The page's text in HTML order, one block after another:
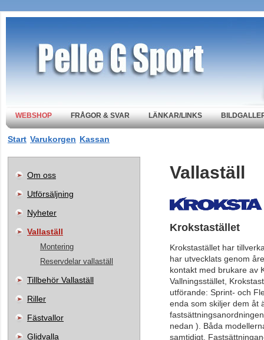
WEBSHOP FRÅGOR & SVAR LÄNKAR/LINKS
Start Varukorgen Kassan
Om oss
Utförsäljning
Nyheter
Vallaställ
Montering
Reservdelar vallaställ
Tillbehör Vallaställ
Riller
Fästvallor
Glidvalla
Vallaställ
Krokstastället har
har utvecklats genom
kontakt med brukare av
Vallningsstället,
utförande: Sprint- och
enda som skiljer dem åt
nedan ). Båda
samtidigt.